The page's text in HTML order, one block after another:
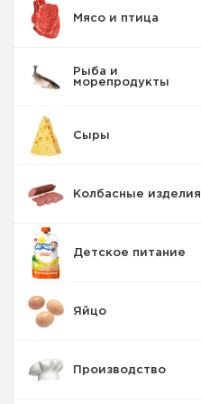
Мясо и птица
Рыба и
морепродукты
Сыры
Колбасные изделия
Детское питание
Кусочки
Детская
Яйцо
Производство